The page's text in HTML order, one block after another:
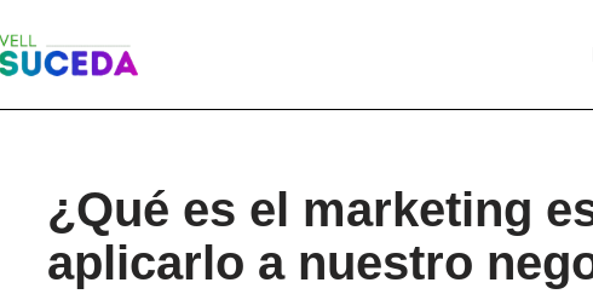
¿Qué es el marketing
aplicarlo a nuestro